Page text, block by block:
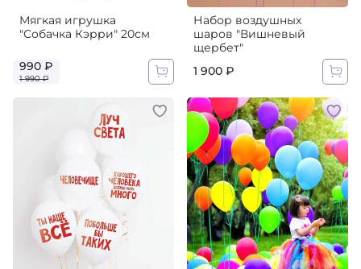
Мягкая игрушка
"Собачка Кэрри" 20см
990 ₽
1 990 ₽
Набор воздушных
шаров "Вишневый
щербет"
1 900 ₽